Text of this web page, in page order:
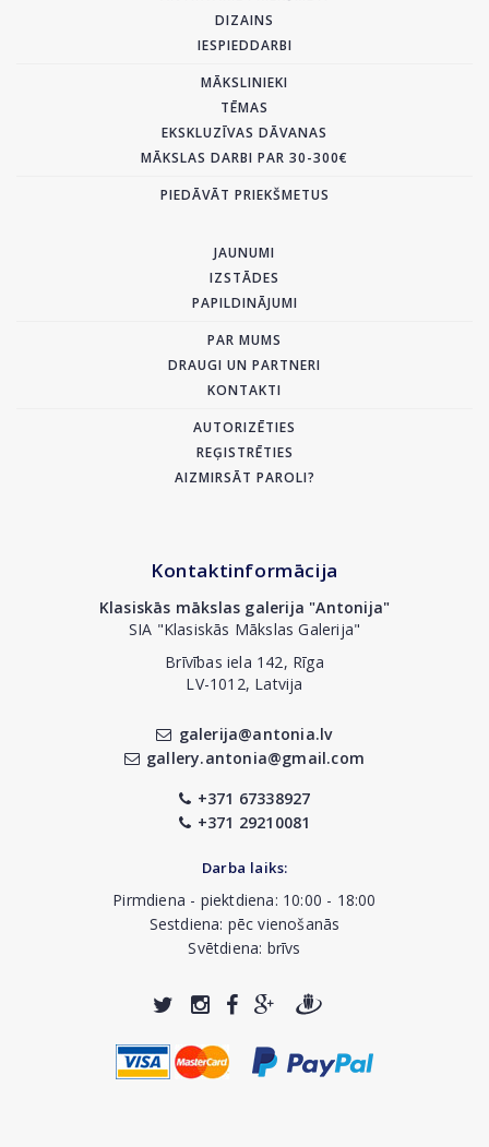
DIZAINS
IESPIEDDARBI
MĀKSLINIEKI
TĒMAS
EKSKLUZĪVAS DĀVANAS
MĀKSLAS DARBI PAR 30-300€
PIEDĀVĀT PRIEKŠMETUS
JAUNUMI
IZSTĀDES
PAPILDINĀJUMI
PAR MUMS
DRAUGI UN PARTNERI
KONTAKTI
AUTORIZĒTIES
REĢISTRĒTIES
AIZMIRSĀT PAROLI?
Kontaktinformācija
Klasiskās mākslas galerija "Antonija"
SIA "Klasiskās Mākslas Galerija"
Brīvības iela 142, Rīga
LV-1012, Latvija
galerija@antonia.lv
gallery.antonia@gmail.com
+371 67338927
+371 29210081
Darba laiks:
Pirmdiena - piektdiena: 10:00 - 18:00
Sestdiena: pēc vienošanās
Svētdiena: brīvs